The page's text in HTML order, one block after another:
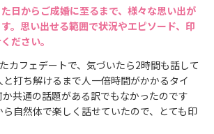
日からご成婚に至るまで、様々な思い出が
。思い出せる範囲で状況やエピソード、印
ださい。
カフェデートで、気づいたら2時間も話して
打ち解けるまで人一倍時間がかかるタイ
共通の話題がある訳でもなかったのです
自然体で楽しく話せていたので、とても印